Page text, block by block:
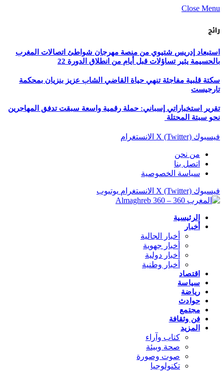
Close Menu
رائج
استبعاد إدريس شتيوي من منصة مهرجان شواطئ اتصالات المغرب
بالحسيمة يثير تساؤلات قبل أيام من انطلاق الدورة 22
سكتة قلبية مفاجئة تنهي حياة القاضي الشاب عزيز بنزيان بمحكمة
تارجيست
تقرير استخباراتي إسباني: حملة رقمية واسعة سبقت تدفق المهاجرين
نحو سبتة المحتلة
فيسبوك X (Twitter) الانستغرام
من نحن
اتصل بنا
سياسة الخصوصية
فيسبوك X (Twitter) الانستغرام يوتيوب
الرئيسية
أخبار
أخبار الجالية
أخبار جهوية
أخبار دولية
أخبار وطنية
اقتصاد
سياسة
رياضة
حوادث
مجتمع
فن وثقافة
المزيد
كتاب وآراء
صحة وبيئة
صوت وصورة
تكنولوجيا